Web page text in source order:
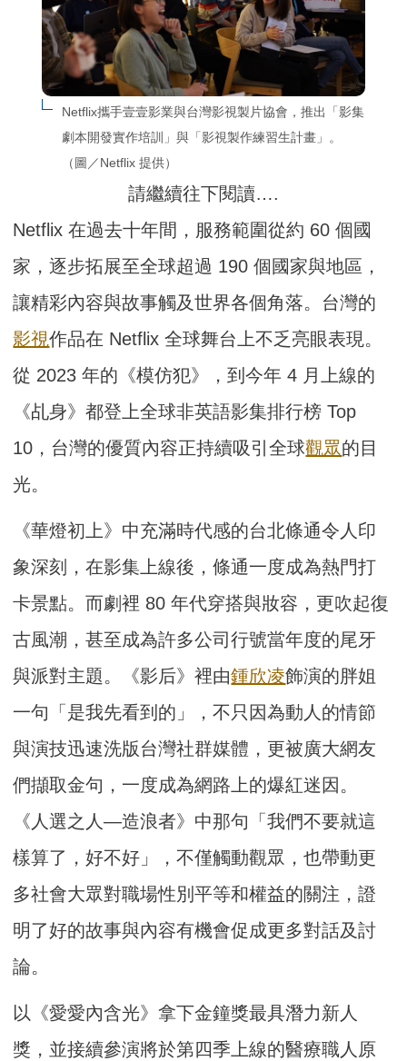
Netflix攜手壹壹影業與台灣影視製片協會，推出「影集
劇本開發實作培訓」與「影視製作練習生計畫」。
（圖／Netflix 提供）
請繼續往下閱讀….
Netflix 在過去十年間，服務範圍從約 60 個國
家，逐步拓展至全球超過 190 個國家與地區，
讓精彩內容與故事觸及世界各個角落。台灣的
影視作品在 Netflix 全球舞台上不乏亮眼表現。
從 2023 年的《模仿犯》，到今年 4 月上線的
《乩身》都登上全球非英語影集排行榜 Top
10，台灣的優質內容正持續吸引全球觀眾的目
光。
《華燈初上》中充滿時代感的台北條通令人印
象深刻，在影集上線後，條通一度成為熱門打
卡景點。而劇裡 80 年代穿搭與妝容，更吹起復
古風潮，甚至成為許多公司行號當年度的尾牙
與派對主題。《影后》裡由鍾欣凌飾演的胖姐
一句「是我先看到的」，不只因為動人的情節
與演技迅速洗版台灣社群媒體，更被廣大網友
們擷取金句，一度成為網路上的爆紅迷因。
《人選之人—造浪者》中那句「我們不要就這
樣算了，好不好」，不僅觸動觀眾，也帶動更
多社會大眾對職場性別平等和權益的關注，證
明了好的故事與內容有機會促成更多對話及討
論。
以《愛愛內含光》拿下金鐘獎最具潛力新人
獎，並接續參演將於第四季上線的醫療職人原